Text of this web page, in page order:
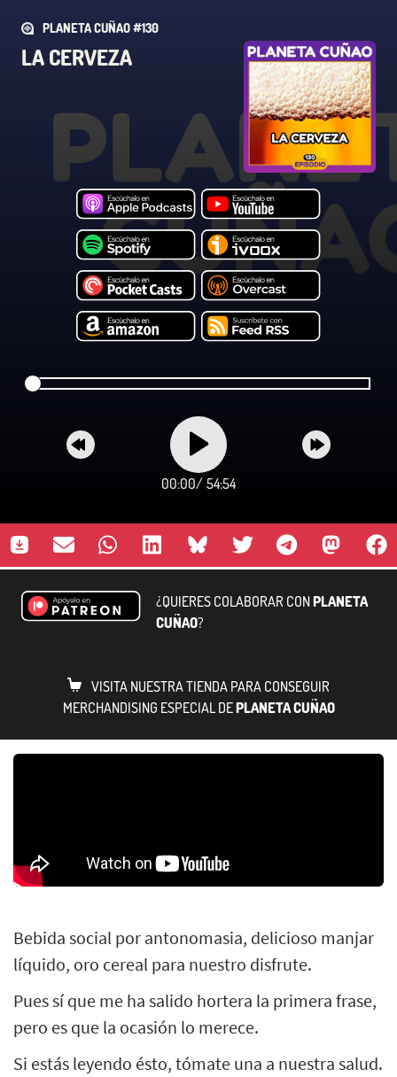
PLANETA CUÑAO #130
LA CERVEZA
00:00/ 54:54
¿QUIERES COLABORAR CONPLANETA
CUÑAO?
VISITA NUESTRA TIENDA PARA CONSEGUIR
MERCHANDISING ESPECIAL DEPLANETA CUÑAO
Bebida social por antonomasia, delicioso manjar
líquido, oro cereal para nuestro disfrute.
Pues sí que me ha salido hortera la primera frase,
pero es que la ocasión lo merece.
Si estás leyendo ésto, tómate una a nuestra salud.